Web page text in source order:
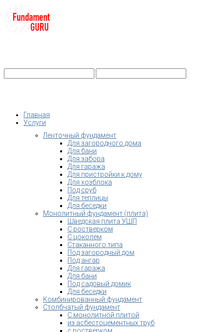
Главная
Услуги
Ленточный фундамент
Для загородного дома
Для бани
Для забора
Для гаража
Для пристройки к дому
Для хозблока
Под сруб
Для теплицы
Для беседки
Монолитный фундамент (плита)
Шведская плита УШП
С ростверком
С цоколем
Стаканного типа
Под загородный дом
Под ангар
Для гаража
Для бани
Под садовый домик
Для беседки
Комбинированный фундамент
Столбчатый фундамент
С монолитной плитой
из асбестоцементных труб